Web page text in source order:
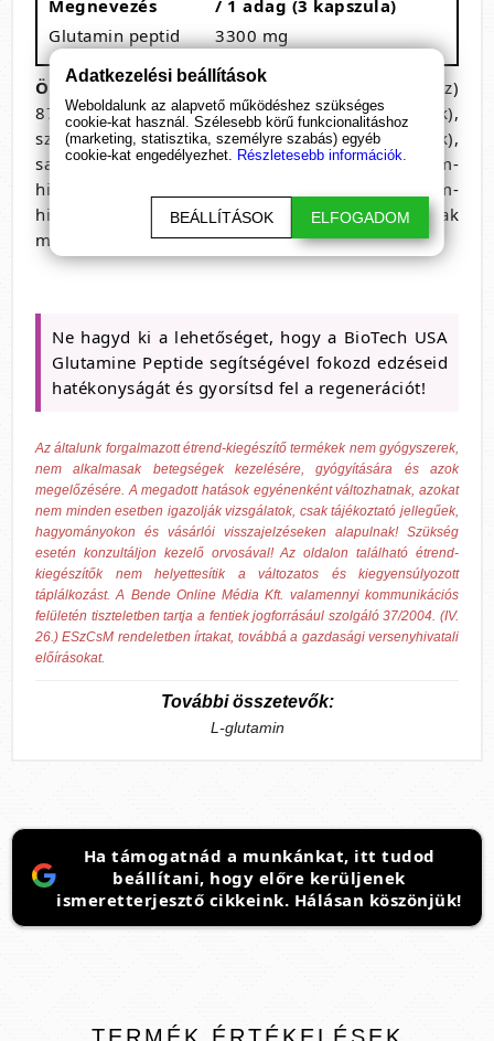
Megnevezés
/ 1 adag (3 kapszula)
Glutamin peptid
3300 mg
Összetevők: Glutamin-peptid (búzát tartalmaz)
87%, kapszulahéj [zselatin, fényesítő anyag (sellak),
színezék (vas-oxidok és vas-hidroxidok),
savanyúságot szabályozó anyag (ammónium-
hidroxid), savanyúságot szabályozó anyag (kálium-
hidroxid)], csomósodást gátló anyagok (zsírsavak
magnéziumsói, szilícium-dioxid).
Ne hagyd ki a lehetőséget, hogy a BioTech USA
Glutamine Peptide segítségével fokozd edzéseid
hatékonyságát és gyorsítsd fel a regenerációt!
Az általunk forgalmazott étrend-kiegészítő termékek nem gyógyszerek,
nem alkalmasak betegségek kezelésére, gyógyítására és azok
megelőzésére. A megadott hatások egyénenként változhatnak, azokat
nem minden esetben igazolják vizsgálatok, csak tájékoztató jellegűek,
hagyományokon és vásárlói visszajelzéseken alapulnak! Szükség
esetén konzultáljon kezelő orvosával! Az oldalon található étrend-
kiegészítők nem helyettesítik a változatos és kiegyensúlyozott
táplálkozást. A Bende Online Média Kft. valamennyi kommunikációs
felületén tiszteletben tartja a fentiek jogforrásául szolgáló 37/2004. (IV.
26.) ESzCsM rendeletben írtakat, továbbá a gazdasági versenyhivatali
előírásokat.
További összetevők:
L-glutamin
Ha támogatnád a munkánkat, itt tudod
beállítani, hogy előre kerüljenek
ismeretterjesztő cikkeink. Hálásan köszönjük!
Adatkezelési beállítások
Weboldalunk az alapvető működéshez szükséges
cookie-kat használ. Szélesebb körű funkcionalitáshoz
(marketing, statisztika, személyre szabás) egyéb
cookie-kat engedélyezhet. Részletesebb információk.
BEÁLLÍTÁSOK ELFOGADOM